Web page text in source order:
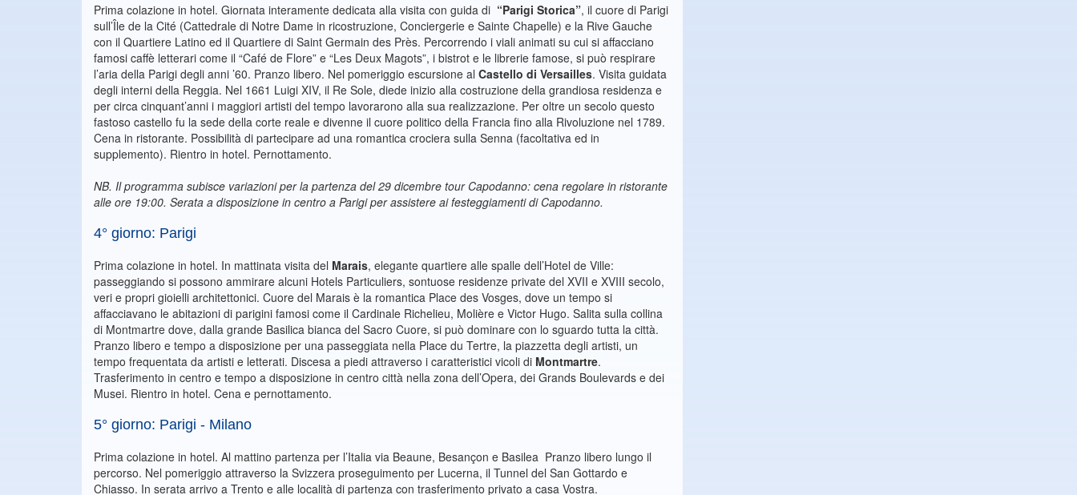
Prima colazione in hotel. Giornata interamente dedicata alla visita con guida di “Parigi Storica”, il cuore di Parigi
sull’Île de la Cité (Cattedrale di Notre Dame in ricostruzione, Conciergerie e Sainte Chapelle) e la Rive Gauche
con il Quartiere Latino ed il Quartiere di Saint Germain des Près. Percorrendo i viali animati su cui si affacciano
famosi caffè letterari come il “Café de Flore” e “Les Deux Magots”, i bistrot e le librerie famose, si può respirare
l’aria della Parigi degli anni ’60. Pranzo libero. Nel pomeriggio escursione al Castello di Versailles. Visita guidata
degli interni della Reggia. Nel 1661 Luigi XIV, il Re Sole, diede inizio alla costruzione della grandiosa residenza e
per circa cinquant’anni i maggiori artisti del tempo lavorarono alla sua realizzazione. Per oltre un secolo questo
fastoso castello fu la sede della corte reale e divenne il cuore politico della Francia fino alla Rivoluzione nel 1789.
Cena in ristorante. Possibilità di partecipare ad una romantica crociera sulla Senna (facoltativa ed in
supplemento). Rientro in hotel. Pernottamento.
NB. Il programma subisce variazioni per la partenza del 29 dicembre tour Capodanno: cena regolare in ristorante
alle ore 19:00. Serata a disposizione in centro a Parigi per assistere ai festeggiamenti di Capodanno.
4° giorno: Parigi
Prima colazione in hotel. In mattinata visita del Marais, elegante quartiere alle spalle dell’Hotel de Ville:
passeggiando si possono ammirare alcuni Hotels Particuliers, sontuose residenze private del XVII e XVIII secolo,
veri e propri gioielli architettonici. Cuore del Marais è la romantica Place des Vosges, dove un tempo si
affacciavano le abitazioni di parigini famosi come il Cardinale Richelieu, Molière e Victor Hugo. Salita sulla collina
di Montmartre dove, dalla grande Basilica bianca del Sacro Cuore, si può dominare con lo sguardo tutta la città.
Pranzo libero e tempo a disposizione per una passeggiata nella Place du Tertre, la piazzetta degli artisti, un
tempo frequentata da artisti e letterati. Discesa a piedi attraverso i caratteristici vicoli di Montmartre.
Trasferimento in centro e tempo a disposizione in centro città nella zona dell’Opera, dei Grands Boulevards e dei
Musei. Rientro in hotel. Cena e pernottamento.
5° giorno: Parigi - Milano
Prima colazione in hotel. Al mattino partenza per l’Italia via Beaune, Besançon e Basilea Pranzo libero lungo il
percorso. Nel pomeriggio attraverso la Svizzera proseguimento per Lucerna, il Tunnel del San Gottardo e
Chiasso. In serata arrivo a Trento e alle località di partenza con trasferimento privato a casa Vostra.